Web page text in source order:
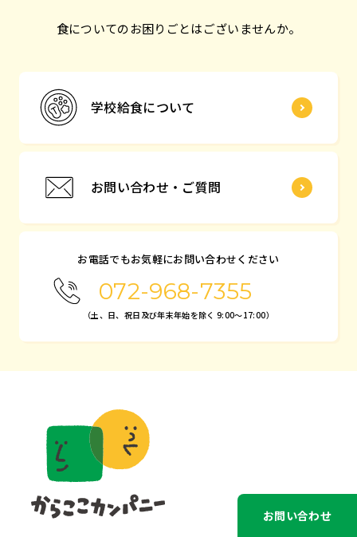
食についてのお困りごとはございませんか。
学校給食について
お問い合わせ・ご質問
お電話でもお気軽にお問い合わせください
072-968-7355
（土、日、祝日及び年末年始を除く 9:00～17:00）
お問い合わせ